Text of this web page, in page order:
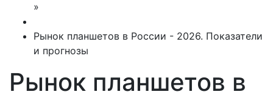
»
Рынок планшетов в России - 2026. Показатели
и прогнозы
Рынок планшетов в